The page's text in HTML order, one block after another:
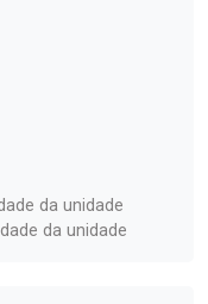
da unidade
da unidade